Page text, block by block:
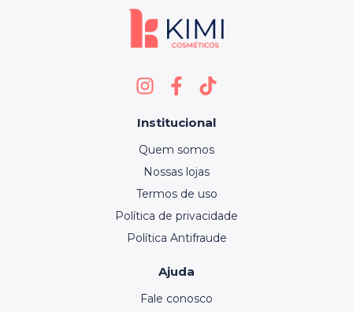
Institucional
Quem somos
Nossas lojas
Termos de uso
Política de privacidade
Política Antifraude
Ajuda
Fale conosco